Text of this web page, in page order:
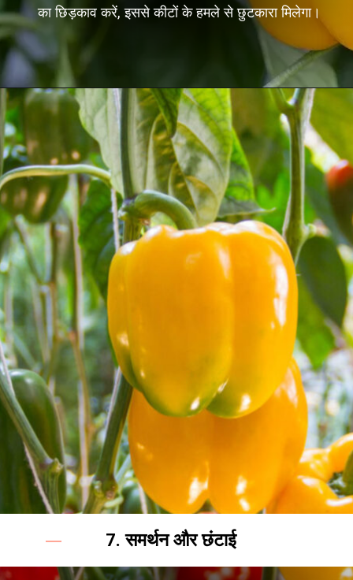
का छिड़काव करें, इससे कीटों के हमले से छुटकारा मिलेगा।
7. समर्थन और छंटाई